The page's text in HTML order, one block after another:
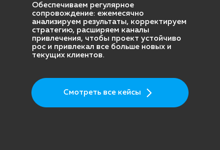
Смотреть все кейсы
Обеспечиваем регулярное
сопровождение: ежемесячно
анализируем результаты, корректируем
стратегию, расширяем каналы
привлечения, чтобы проект устойчиво
рос и привлекал все больше новых и
текущих клиентов.